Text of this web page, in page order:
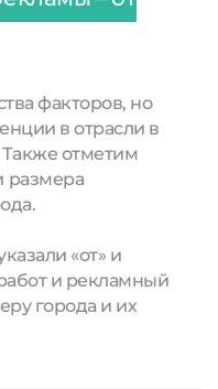
факторов, но
в отрасли в
отметим
размера
«от» и
и рекламный
города и их